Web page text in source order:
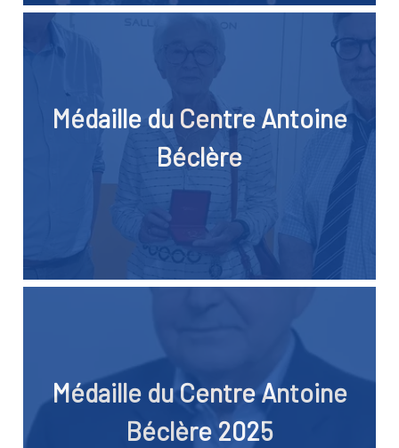
Médaille du Centre Antoine
Béclère
Médaille du Centre Antoine
Béclère 2025